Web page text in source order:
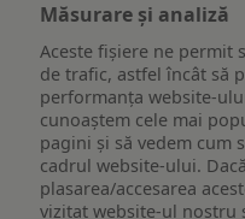
Măsurare și analiză
Aceste fișiere ne permit
de trafic, astfel încât să
performanța website-
cunoaștem cele mai
pagini și să vedem cum
cadrul website-ului.
plasarea/accesarea
vizitat website-ul nostru